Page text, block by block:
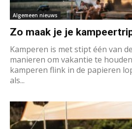
Algemeen nieuws
Zo maak je je
Kamperen is met stipt één van
manieren om vakantie te
kamperen flink in de papieren
als...